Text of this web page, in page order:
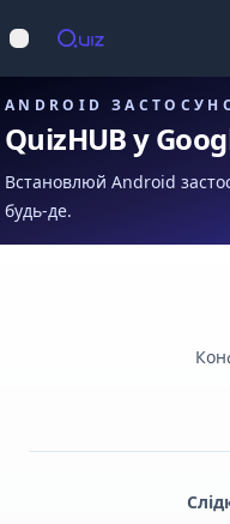
Відкрити меню
ANDROID
QuizHUB у
Встановлюй Android
будь-де.